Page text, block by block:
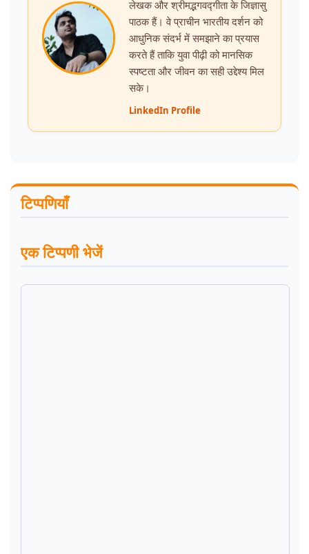
लेखक और श्रीमद्भगवद्गीता के जिज्ञासु
पाठक हैं। वे प्राचीन भारतीय दर्शन को
आधुनिक संदर्भ में समझाने का प्रयास
करते हैं ताकि युवा पीढ़ी को मानसिक
स्पष्टता और जीवन का सही उद्देश्य मिल
सके।
LinkedIn Profile
टिप्पणियाँ
एक टिप्पणी भेजें